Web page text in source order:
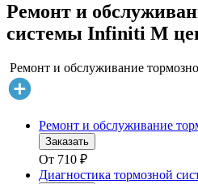
Ремонт и
системы Infiniti M
Ремонт и обслуживание
Ремонт и обслуживание
Заказать
От 710 ₽
Диагностика тормозной